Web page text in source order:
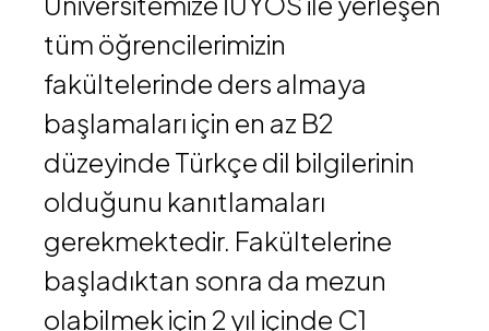
tüm öğrencilerimizin
fakültelerinde ders almaya
başlamaları için en az B2
düzeyinde Türkçe dil bilgilerinin
olduğunu kanıtlamaları
gerekmektedir. Fakültelerine
başladıktan sonra da mezun
olabilmek için 2 yıl içinde C1